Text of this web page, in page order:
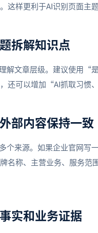
这样更利于AI识别页面主
拆解知识点
解文章层级。建议使用“
还可以增加“AI抓取习惯
部内容保持一致
个来源。如果企业官网写
名称、主营业务、服务
实和业务证据